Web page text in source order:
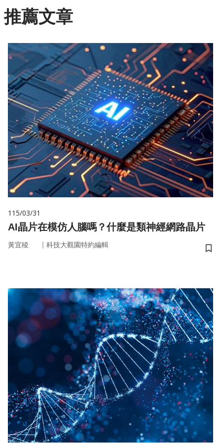
推薦文章
115/03/31
AI晶片在模仿人腦嗎？什麼是類神經網路晶片
黃宜稜 ｜ 科技大觀園特約編輯
儲